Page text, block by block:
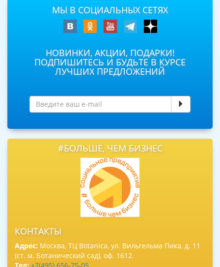
МЫ В СОЦИАЛЬНЫХ СЕТЯХ
НОВИНКИ, АКЦИИ, ПОДАРКИ!
ПОДПИШИТЕСЬ И БУДЬТЕ В КУРСЕ
ЛУЧШИХ ПРЕДЛОЖЕНИЙ
#БОЛЬШЕ, ЧЕМ БИЗНЕС
КОНТАКТЫ
Адрес: Москва, ТЦ Botanica, ул. Вильгельма Пика, д. 11
(ст. м. Ботанический сад), оф. 1612.